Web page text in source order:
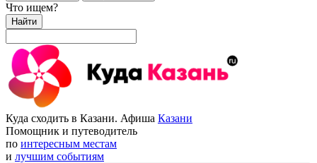
Что ищем?
Найти
Куда сходить в Казани. Афиша Казани
Помощник и путеводитель
по интересным местам
и лучшим событиям